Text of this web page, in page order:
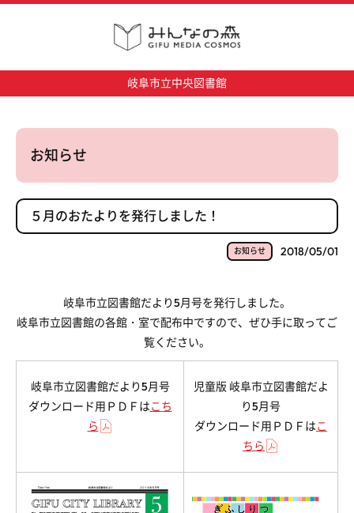
岐阜市立中央図書館
お知らせ
５月のおたよりを発行しました！
お知らせ 2018/05/01
岐阜市立図書館だより5月号を発行しました。
岐阜市立図書館の各館・室で配布中ですので、ぜひ手に取ってご
覧ください。
岐阜市立図書館だより5月号
ダウンロード用ＰＤＦはこち
ら
児童版 岐阜市立図書館だよ
り5月号
ダウンロード用ＰＤＦはこ
ちら